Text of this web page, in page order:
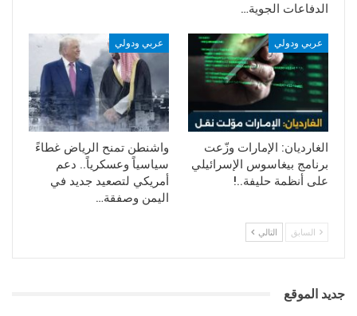
الدفاعات الجوية…
عربي ودولي
الغارديان: الإمارات وزّعت
برنامج بيغاسوس الإسرائيلي
على أنظمة حليفة..!
عربي ودولي
واشنطن تمنح الرياض غطاءً
سياسياً وعسكرياً.. دعم
أمريكي لتصعيد جديد في
اليمن وصفقة…
السابق التالي
جديد الموقع